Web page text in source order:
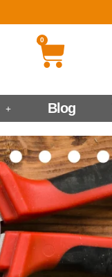
0
Blog